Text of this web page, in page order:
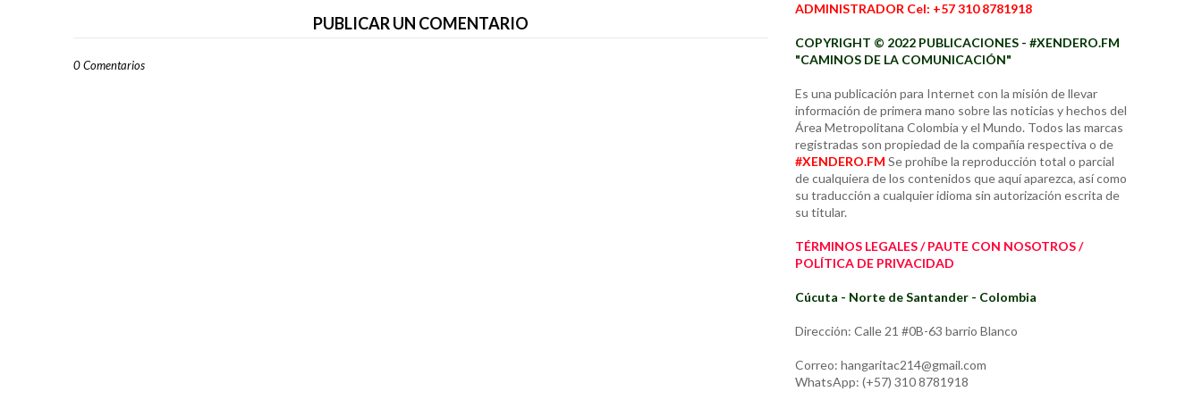
PUBLICAR UN COMENTARIO
0 Comentarios
ADMINISTRADOR Cel: +57 310 8781918
COPYRIGHT © 2022 PUBLICACIONES - #XENDERO.FM
"CAMINOS DE LA COMUNICACIÓN"
Es una publicación para Internet con la misión de llevar
información de primera mano sobre las noticias y hechos del
Área Metropolitana Colombia y el Mundo. Todos las marcas
registradas son propiedad de la compañía respectiva o de
#XENDERO.FM Se prohíbe la reproducción total o parcial
de cualquiera de los contenidos que aquí aparezca, así como
su traducción a cualquier idioma sin autorización escrita de
su titular.
TÉRMINOS LEGALES / PAUTE CON NOSOTROS /
POLÍTICA DE PRIVACIDAD
Cúcuta - Norte de Santander - Colombia
Dirección: Calle 21 #0B-63 barrio Blanco
Correo: hangaritac214@gmail.com
WhatsApp: (+57) 310 8781918